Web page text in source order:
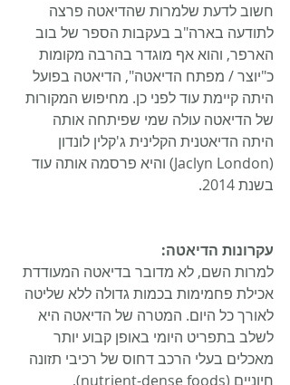
חשוב לדעת שלמרות שהדיאטה פרצה
לתודעה בארה"ב בעקבות הספר של בוב
הארפר, והוא אף מוגדר בהרבה מקומות
כ"יוצר / מפתח הדיאטה", הדיאטה בפועל
היתה קיימת עוד לפני כן. מחיפוש המקורות
של הדיאטה עולה שמי שפיתחה אותה
היתה הדיאטנית הקלינית ג'קלין לונדון
(Jaclyn London) והיא פרסמה אותה עוד
בשנת 2014.
עקרונות הדיאטה:
למרות השם, לא מדובר בדיאטה המעודדת
אכילת פחמימות בכמות גדולה ללא שליטה
לאורך כל היום. המטרה של הדיאטה היא
לשלב בתפריט היומי באופן קבוע יותר
מאכלים בעלי הרכב דחוס של רכיבי תזונה
חיוניים (nutrient-dense foods),